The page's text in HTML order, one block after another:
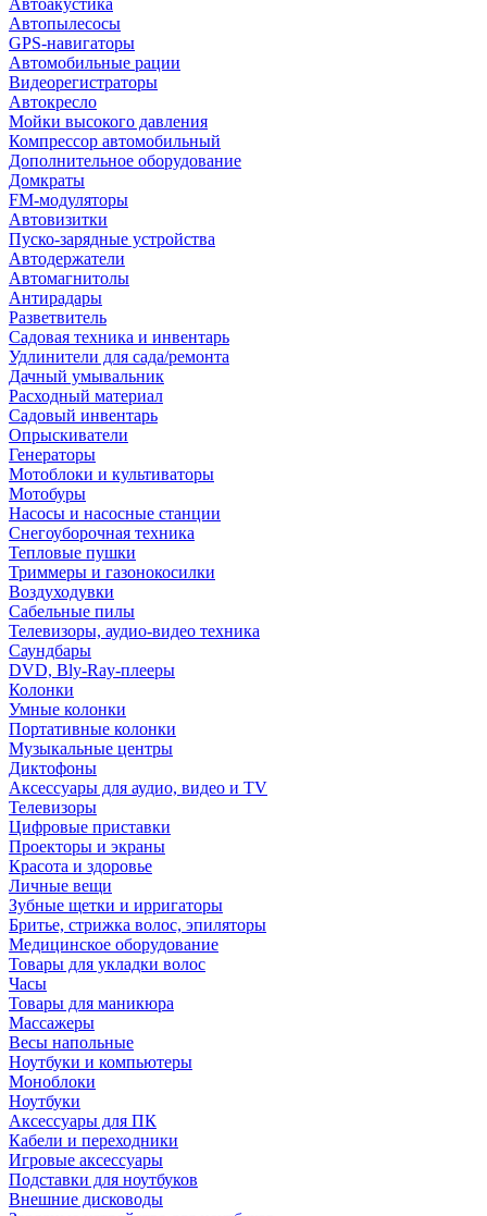
Автоакустика
Автопылесосы
GPS-навигаторы
Автомобильные рации
Видеорегистраторы
Автокресло
Мойки высокого давления
Компрессор автомобильный
Дополнительное оборудование
Домкраты
FM-модуляторы
Автовизитки
Пуско-зарядные устройства
Автодержатели
Автомагнитолы
Антирадары
Разветвитель
Садовая техника и инвентарь
Удлинители для сада/ремонта
Дачный умывальник
Расходный материал
Садовый инвентарь
Опрыскиватели
Генераторы
Мотоблоки и культиваторы
Мотобуры
Насосы и насосные станции
Снегоуборочная техника
Тепловые пушки
Триммеры и газонокосилки
Воздуходувки
Сабельные пилы
Телевизоры, аудио-видео техника
Саундбары
DVD, Bly-Ray-плееры
Колонки
Умные колонки
Портативные колонки
Музыкальные центры
Диктофоны
Аксессуары для аудио, видео и TV
Телевизоры
Цифровые приставки
Проекторы и экраны
Красота и здоровье
Личные вещи
Зубные щетки и ирригаторы
Бритье, стрижка волос, эпиляторы
Медицинское оборудование
Товары для укладки волос
Часы
Товары для маникюра
Массажеры
Весы напольные
Ноутбуки и компьютеры
Моноблоки
Ноутбуки
Аксессуары для ПК
Кабели и переходники
Игровые аксессуары
Подставки для ноутбуков
Внешние дисководы